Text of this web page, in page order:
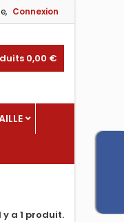
Connexion
0,00 €
y a 1 produit.